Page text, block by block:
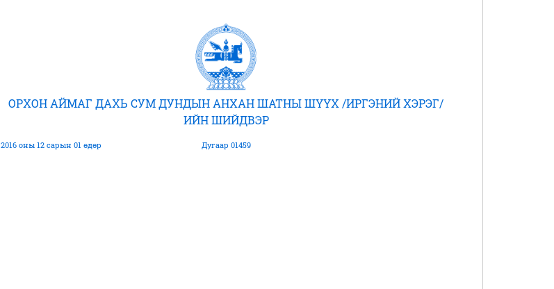
ОРХОН АЙМАГ ДАХЬ СУМ ДУНДЫН АНХАН ШАТНЫ ШҮҮХ /ИРГЭНИЙ ХЭРЭГ/
ИЙН ШИЙДВЭР
2016 оны 12 сарын 01 өдөр Дугаар 01459